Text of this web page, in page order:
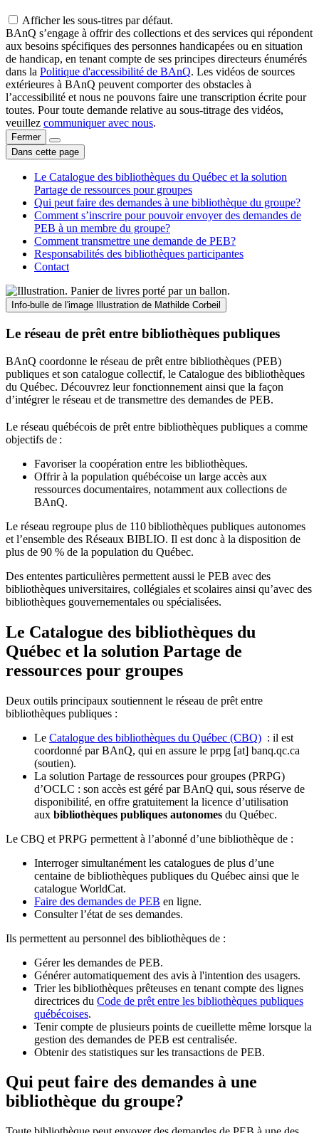
Afficher les sous-titres par défaut.
BAnQ s’engage à offrir des collections et des services qui répondent
aux besoins spécifiques des personnes handicapées ou en situation
de handicap, en tenant compte de ses principes directeurs énumérés
dans la Politique d'accessibilité de BAnQ. Les vidéos de sources
extérieures à BAnQ peuvent comporter des obstacles à
l’accessibilité et nous ne pouvons faire une transcription écrite pour
toutes. Pour toute demande relative au sous-titrage des vidéos,
veuillez communiquer avec nous.
Fermer
Dans cette page
Le Catalogue des bibliothèques du Québec et la solution
Partage de ressources pour groupes
Qui peut faire des demandes à une bibliothèque du groupe?
Comment s’inscrire pour pouvoir envoyer des demandes de
PEB à un membre du groupe?
Comment transmettre une demande de PEB?
Responsabilités des bibliothèques participantes
Contact
Info-bulle de l'image Illustration de Mathilde Corbeil
Le réseau de prêt entre bibliothèques publiques
BAnQ coordonne le réseau de prêt entre bibliothèques (PEB)
publiques et son catalogue collectif, le Catalogue des bibliothèques
du Québec. Découvrez leur fonctionnement ainsi que la façon
d’intégrer le réseau et de transmettre des demandes de PEB.
Le réseau québécois de prêt entre bibliothèques publiques a comme
objectifs de :
Favoriser la coopération entre les bibliothèques.
Offrir à la population québécoise un large accès aux
ressources documentaires, notamment aux collections de
BAnQ.
Le réseau regroupe plus de 110bibliothèques publiques autonomes
et l’ensemble des Réseaux BIBLIO. Il est donc à la disposition de
plus de 90 % de la population du Québec.
Des ententes particulières permettent aussi le PEB avec des
bibliothèques universitaires, collégiales et scolaires ainsi qu’avec des
bibliothèques gouvernementales ou spécialisées.
Le Catalogue des bibliothèques du
Québec et la solution Partage de
ressources pour groupes
Deux outils principaux soutiennent le réseau de prêt entre
bibliothèques publiques :
Le Catalogue des bibliothèques du Québec (CBQ) : il est
coordonné par BAnQ, qui en assure le prpg [at] banq.qc.ca
(soutien).
La solution Partage de ressources pour groupes (PRPG)
d’OCLC : son accès est géré par BAnQ qui, sous réserve de
disponibilité, en offre gratuitement la licence d’utilisation
aux bibliothèques publiques autonomes du Québec.
Le CBQ et PRPG permettent à l’abonné d’une bibliothèque de :
Interroger simultanément les catalogues de plus d’une
centaine de bibliothèques publiques du Québec ainsi que le
catalogue WorldCat.
Faire des demandes de PEB en ligne.
Consulter l’état de ses demandes.
Ils permettent au personnel des bibliothèques de :
Gérer les demandes de PEB.
Générer automatiquement des avis à l'intention des usagers.
Trier les bibliothèques prêteuses en tenant compte des lignes
directrices du Code de prêt entre les bibliothèques publiques
québécoises.
Tenir compte de plusieurs points de cueillette même lorsque la
gestion des demandes de PEB est centralisée.
Obtenir des statistiques sur les transactions de PEB.
Qui peut faire des demandes à une
bibliothèque du groupe?